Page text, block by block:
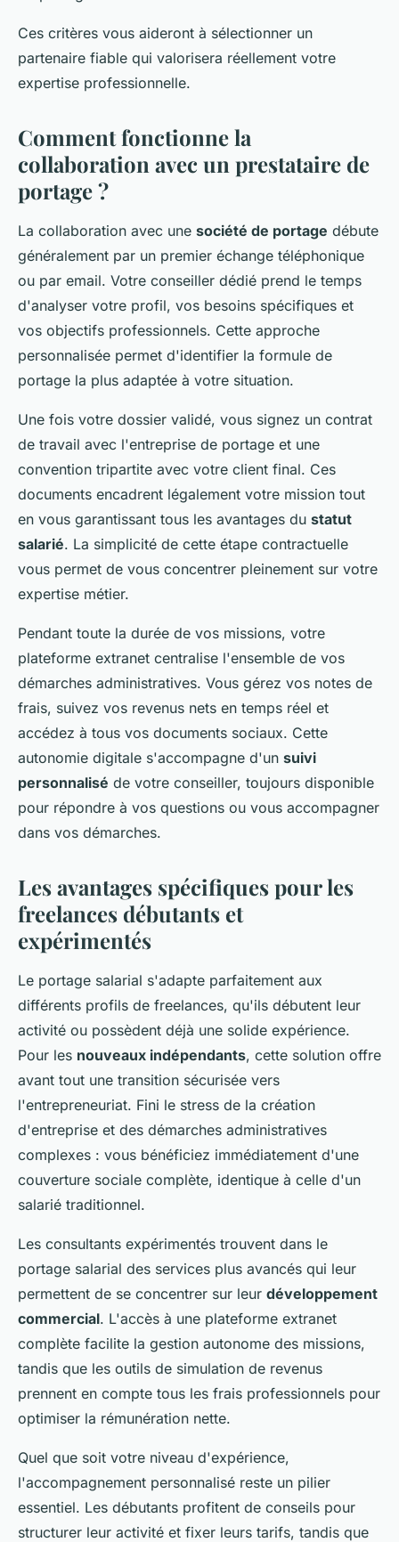
Ces critères vous aideront à sélectionner un
partenaire fiable qui valorisera réellement votre
expertise professionnelle.
Comment fonctionne la
collaboration avec un prestataire de
portage ?
La collaboration avec une société de portage débute
généralement par un premier échange téléphonique
ou par email. Votre conseiller dédié prend le temps
d'analyser votre profil, vos besoins spécifiques et
vos objectifs professionnels. Cette approche
personnalisée permet d'identifier la formule de
portage la plus adaptée à votre situation.
Une fois votre dossier validé, vous signez un contrat
de travail avec l'entreprise de portage et une
convention tripartite avec votre client final. Ces
documents encadrent légalement votre mission tout
en vous garantissant tous les avantages du statut
salarié. La simplicité de cette étape contractuelle
vous permet de vous concentrer pleinement sur votre
expertise métier.
Pendant toute la durée de vos missions, votre
plateforme extranet centralise l'ensemble de vos
démarches administratives. Vous gérez vos notes de
frais, suivez vos revenus nets en temps réel et
accédez à tous vos documents sociaux. Cette
autonomie digitale s'accompagne d'un suivi
personnalisé de votre conseiller, toujours disponible
pour répondre à vos questions ou vous accompagner
dans vos démarches.
Les avantages spécifiques pour les
freelances débutants et
expérimentés
Le portage salarial s'adapte parfaitement aux
différents profils de freelances, qu'ils débutent leur
activité ou possèdent déjà une solide expérience.
Pour les nouveaux indépendants, cette solution offre
avant tout une transition sécurisée vers
l'entrepreneuriat. Fini le stress de la création
d'entreprise et des démarches administratives
complexes : vous bénéficiez immédiatement d'une
couverture sociale complète, identique à celle d'un
salarié traditionnel.
Les consultants expérimentés trouvent dans le
portage salarial des services plus avancés qui leur
permettent de se concentrer sur leur développement
commercial. L'accès à une plateforme extranet
complète facilite la gestion autonome des missions,
tandis que les outils de simulation de revenus
prennent en compte tous les frais professionnels pour
optimiser la rémunération nette.
Quel que soit votre niveau d'expérience,
l'accompagnement personnalisé reste un pilier
essentiel. Les débutants profitent de conseils pour
structurer leur activité et fixer leurs tarifs, tandis que